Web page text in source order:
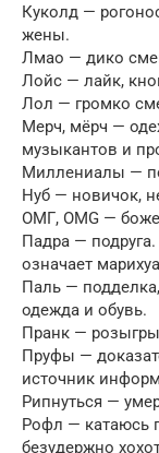
Куколд —
жены.
Лмао — дико
Лойс — лайк,
Лол — громко
Мерч, мёрч —
музыкантов и
Миллениалы —
Нуб — новичок,
ОМГ, OMG —
Падра —
означает
Паль —
одежда и обувь.
Пранк —
Пруфы —
источник
Рипнуться —
Рофл — катаюсь
безудержно